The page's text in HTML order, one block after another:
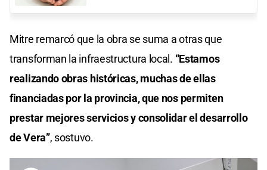
Mitre remarcó que la obra se suma a otras que
transforman la infraestructura local. “Estamos
realizando obras históricas, muchas de ellas
financiadas por la provincia, que nos permiten
prestar mejores servicios y consolidar el desarrollo
de Vera”, sostuvo.